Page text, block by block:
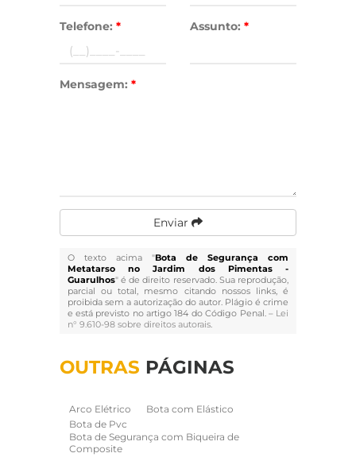
Telefone: * Assunto: *
Mensagem: *
Enviar
O texto acima "Bota de Segurança com
Metatarso no Jardim dos Pimentas -
Guarulhos" é de direito reservado. Sua reprodução,
parcial ou total, mesmo citando nossos links, é
proibida sem a autorização do autor. Plágio é crime
e está previsto no artigo 184 do Código Penal. – Lei
n° 9.610-98 sobre direitos autorais.
OUTRAS PÁGINAS
Arco Elétrico
Bota com Elástico
Bota de Pvc
Bota de Segurança com Biqueira de
Composite